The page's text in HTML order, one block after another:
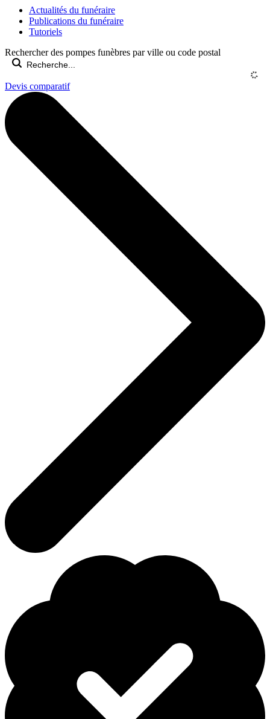
Actualités du funéraire
Publications du funéraire
Tutoriels
Rechercher des pompes funèbres par ville ou code postal
Devis comparatif